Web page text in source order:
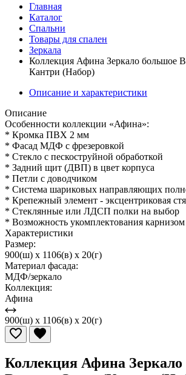
Главная
Каталог
Спальни
Товары для спален
Зеркала
Коллекция Афина Зеркало большое
Кантри (Набор)
Описание и характеристики
Описание
Особенности коллекции «Афина»:
* Кромка ПВХ 2 мм
* Фасад МДФ с фрезеровкой
* Стекло с пескоструйной обработкой
* Задний щит (ДВП) в цвет корпуса
* Петли с доводчиком
* Система шариковых направляющих
* Крепежный элемент - эксцентриковая
* Стеклянные или ЛДСП полки на выбор
* Возможность укомплектования карнизом
Характеристики
Размер:
900(ш) x 1106(в) x 20(г)
Материал фасада:
МДФ/зеркало
Коллекция:
Афина
900(ш) x 1106(в) x 20(г)
Коллекция Афина Зеркало